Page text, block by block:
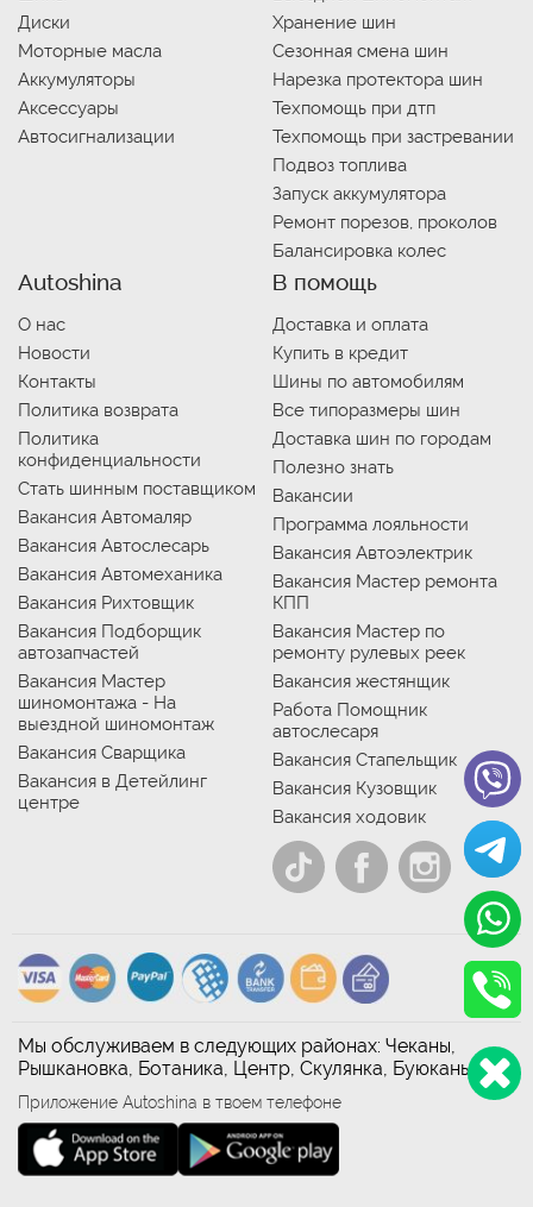
Диски
Моторные масла
Аккумуляторы
Аксессуары
Автосигнализации
Хранение шин
Сезонная смена шин
Нарезка протектора шин
Техпомощь при дтп
Техпомощь при застревании
Подвоз топлива
Запуск аккумулятора
Ремонт порезов, проколов
Балансировка колес
Autoshina
О нас
Новости
Контакты
Политика возврата
Политика
конфиденциальности
Стать шинным поставщиком
Вакансия Автомаляр
Вакансия Автослесарь
Вакансия Автомеханика
Вакансия Рихтовщик
Вакансия Подборщик
автозапчастей
Вакансия Мастер
шиномонтажа - На
выездной шиномонтаж
Вакансия Сварщика
Вакансия в Детейлинг
центре
В помощь
Доставка и оплата
Купить в кредит
Шины по автомобилям
Все типоразмеры шин
Доставка шин по городам
Полезно знать
Вакансии
Программа лояльности
Вакансия Автоэлектрик
Вакансия Мастер ремонта
КПП
Вакансия Мастер по
ремонту рулевых реек
Вакансия жестянщик
Работа Помощник
автослесаря
Вакансия Стапельщик
Вакансия Кузовщик
Вакансия ходовик
Мы обслуживаем в следующих районах: Чеканы,
Рышкановка, Ботаника, Центр, Скулянка, Буюканы
Приложение Autoshina в твоем телефоне